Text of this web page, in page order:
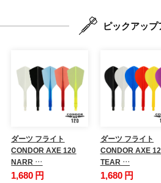
ピックアッ
ダーツ フライト
CONDOR AXE 120
NARR …
1,680 円
ダーツ フライト
CONDOR AXE
TEAR …
1,680 円